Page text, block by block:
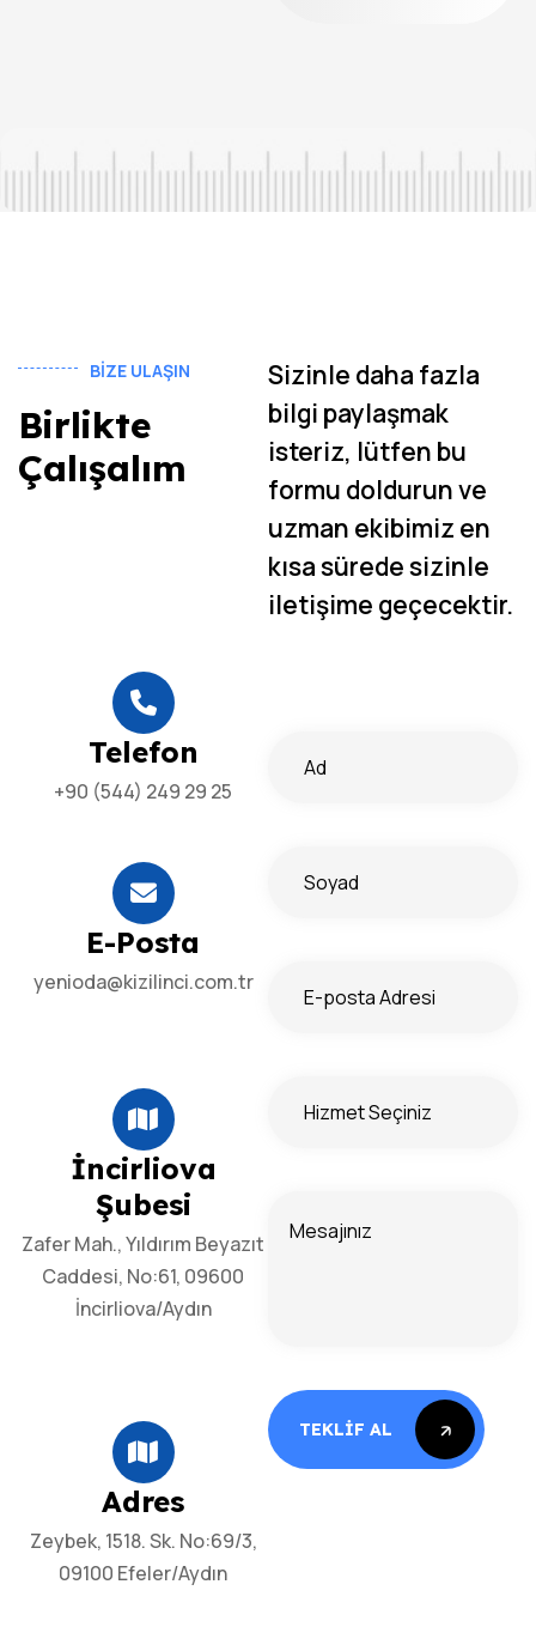
BIZE ULAŞIN
Birlikte
Çalışalım
Sizinle daha fazla
bilgi paylaşmak
isteriz, lütfen bu
formu doldurun ve
uzman ekibimiz en
kısa sürede sizinle
iletişime geçecektir.
Telefon
+90 (544) 249 29 25
E-Posta
yenioda@kizilinci.com.tr
İncirliova
Şubesi
Zafer Mah., Yıldırım Beyazıt
Caddesi, No:61, 09600
İncirliova/Aydın
Adres
Zeybek, 1518. Sk. No:69/3,
09100 Efeler/Aydın
TEKLİF AL